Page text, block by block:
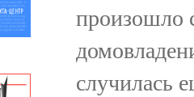
произошло
случилась